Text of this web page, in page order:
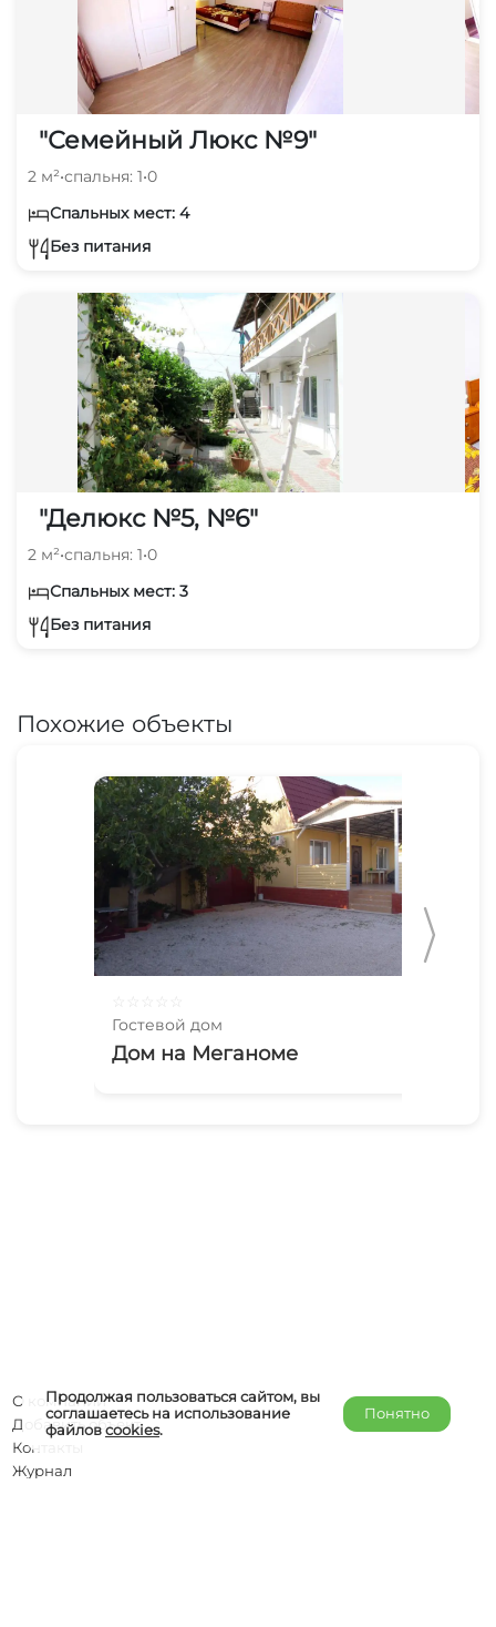
"Семейный Люкс №9"
2 м²•спальня: 1•0
Спальных мест: 4
Без питания
"Делюкс №5, №6"
2 м²•спальня: 1•0
Спальных мест: 3
Без питания
Похожие объекты
Гостевой дом
Дом на Меганоме
Продолжая пользоваться сайтом, вы
соглашаетесь на использование
файловcookies.
Понятно
О компании
Добавить объект
Контакты
Журнал